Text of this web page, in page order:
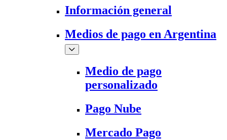
Información general
Medios de pago en Argentina
Medio de pago
personalizado
Pago Nube
Mercado Pago